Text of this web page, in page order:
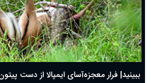
ببینید| فرار معجزه‌آسای ایمپالا از دست